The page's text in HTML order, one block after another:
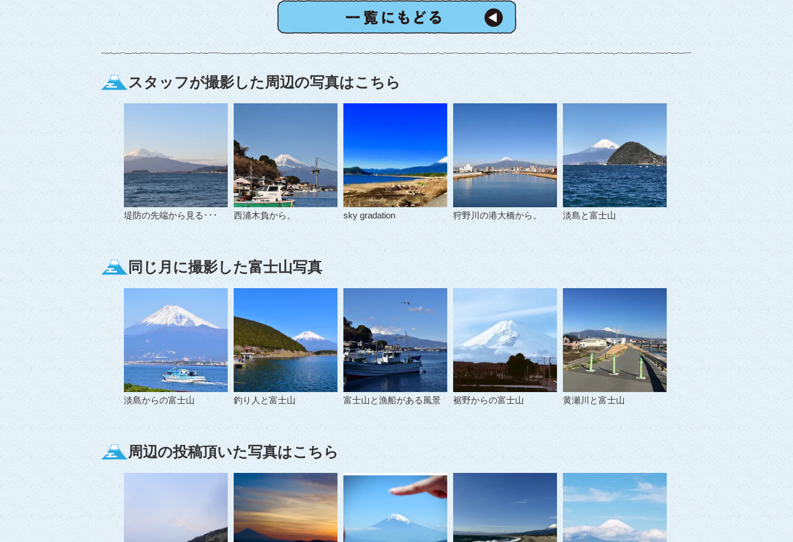
スタッフが撮影した周辺の写真はこちら
堤防の先端から見る･･･ 西浦木負から。 sky gradation 狩野川の港大橋から。 淡島と富士山
同じ月に撮影した富士山写真
淡島からの富士山 釣り人と富士山 富士山と漁船がある風景 裾野からの富士山 黄瀬川と富士山
周辺の投稿頂いた写真はこちら